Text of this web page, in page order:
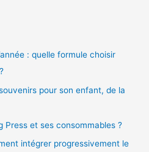
: quelle formule choisir
pour son enfant, de la
Press et ses consommables ?
intégrer progressivement le